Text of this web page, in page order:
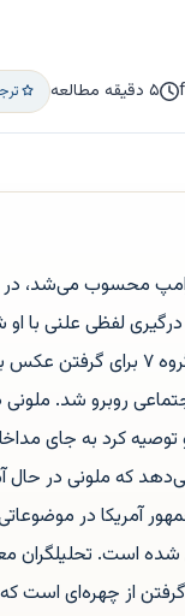
۵ دقیقه مطالعه
ترامپ محسوب می‌شد،
لفظی علنی با
این اختلاف پس از آن زده شد که ترامپ مدعی شد ملونی در
روبرو شد.
توصیه کرد به جای
که ملونی در حال
آمریکا در
شده است. تحلیلگران
از چهره‌ای است که